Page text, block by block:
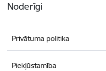
Noderīgi
Privātuma politika
Piekļūstamība